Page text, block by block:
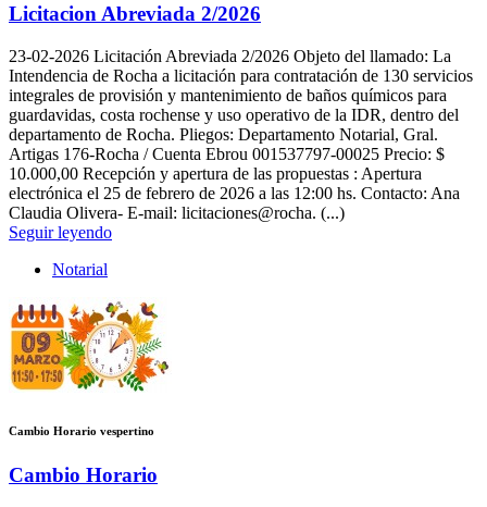
Licitacion Abreviada 2/2026
23-02-2026 Licitación Abreviada 2/2026 Objeto del llamado: La
Intendencia de Rocha a licitación para contratación de 130 servicios
integrales de provisión y mantenimiento de baños químicos para
guardavidas, costa rochense y uso operativo de la IDR, dentro del
departamento de Rocha. Pliegos: Departamento Notarial, Gral.
Artigas 176-Rocha / Cuenta Ebrou 001537797-00025 Precio: $
10.000,00 Recepción y apertura de las propuestas : Apertura
electrónica el 25 de febrero de 2026 a las 12:00 hs. Contacto: Ana
Claudia Olivera- E-mail: licitaciones@rocha. (...)
Seguir leyendo
Notarial
Cambio Horario vespertino
Cambio Horario